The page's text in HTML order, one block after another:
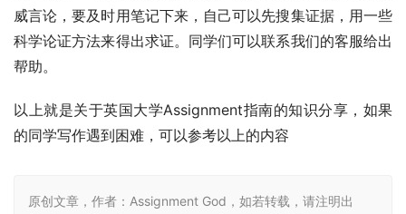
威言论，要及时用笔记下来，自己可以先搜集证据，用一些
科学论证方法来得出求证。同学们可以联系我们的客服给出
帮助。
以上就是关于英国大学Assignment指南的知识分享，如果
的同学写作遇到困难，可以参考以上的内容
原创文章，作者：Assignment God，如若转载，请注明出